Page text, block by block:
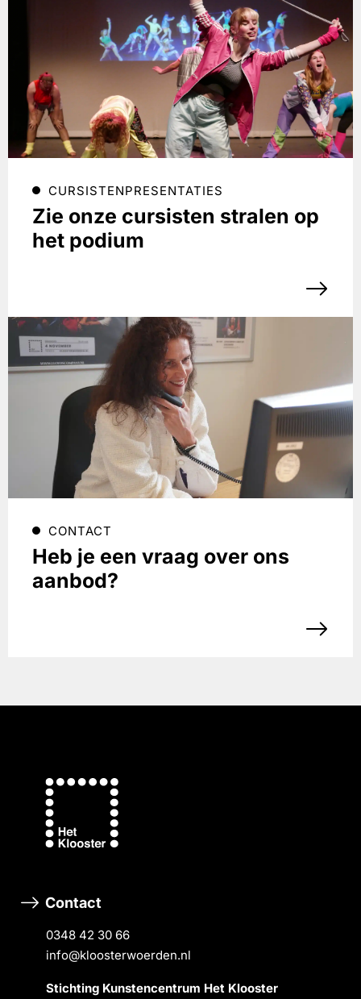
CURSISTENPRESENTATIES
Zie onze cursisten stralen op
het podium
CONTACT
Heb je een vraag over ons
aanbod?
Contact
0348 42 30 66
info@kloosterwoerden.nl
Stichting Kunstencentrum Het Klooster